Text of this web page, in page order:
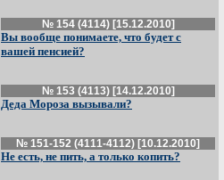
№ 154 (4114) [15.12.2010]
Вы вообще понимаете, что будет с
вашей пенсией?
№ 153 (4113) [14.12.2010]
Деда Мороза вызывали?
№ 151-152 (4111-4112) [10.12.2010]
Не есть, не пить, а только копить?